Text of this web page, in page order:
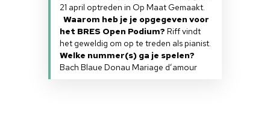
21 april optreden in Op Maat Gemaakt.
Waarom heb je je opgegeven voor
het BRES Open Podium? Riff vindt
het geweldig om op te treden als pianist.
Welke nummer(s) ga je spelen?
Bach Blaue Donau Mariage d’amour